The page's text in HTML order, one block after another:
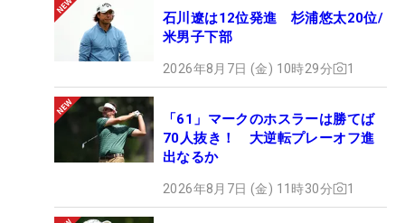
石川遼は12位発進 杉浦悠太20位/
米男子下部
2026年8月7日 (金) 10時29分 1
「61」マークのホスラーは勝てば
70人抜き！ 大逆転プレーオフ進
出なるか
2026年8月7日 (金) 11時30分 1